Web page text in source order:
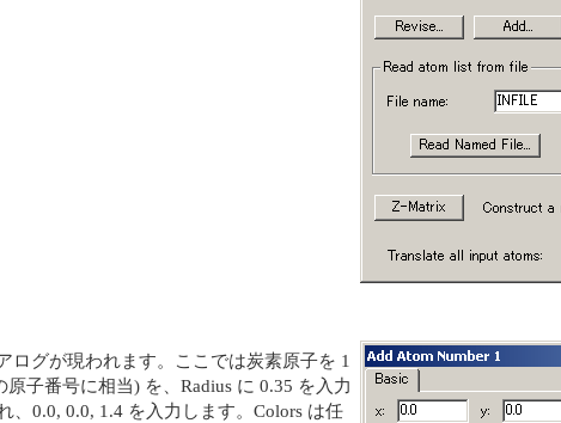
ログが現われます。ここでは炭素原子を 1
子番号に相当) を、Radius に 0.35 を入力
、0.0, 0.0, 1.4 を入力します。Colors は任